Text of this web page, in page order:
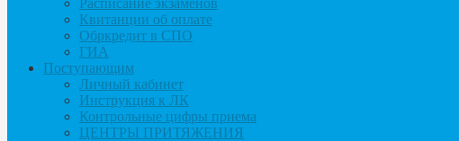
Квитанции об оплате
Обркредит в СПО
ГИА
Поступающим
Личный кабинет
Инструкция к ЛК
Контрольные цифры приема
ЦЕНТРЫ ПРИТЯЖЕНИЯ